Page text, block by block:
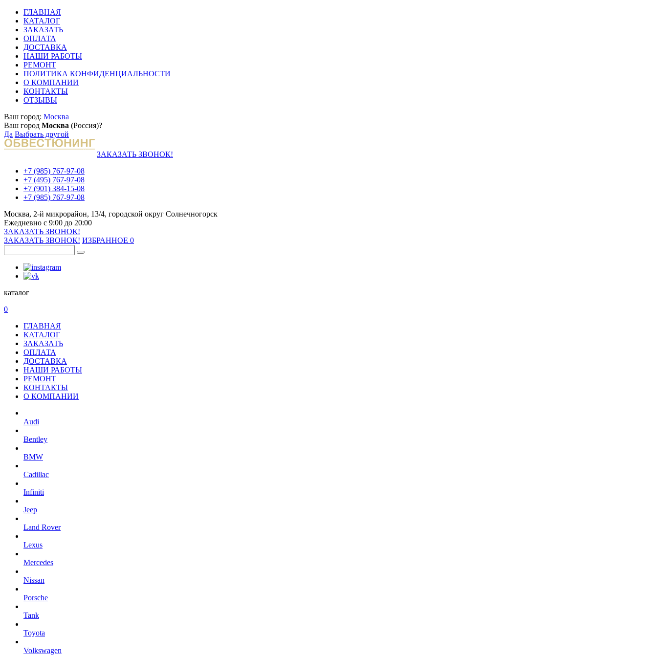
ГЛАВНАЯ
КАТАЛОГ
ЗАКАЗАТЬ
ОПЛАТА
ДОСТАВКА
НАШИ РАБОТЫ
РЕМОНТ
ПОЛИТИКА КОНФИДЕНЦИАЛЬНОСТИ
О КОМПАНИИ
КОНТАКТЫ
ОТЗЫВЫ
Ваш город: Москва
Ваш город Москва (Россия)?
Да Выбрать другой
ЗАКАЗАТЬ ЗВОНОК!
+7 (985) 767-97-08
+7 (495) 767-97-08
+7 (901) 384-15-08
+7 (985) 767-97-08
Москва, 2-й микрорайон, 13/4, городской округ Солнечногорск
Ежедневно с 9:00 до 20:00
ЗАКАЗАТЬ ЗВОНОК!
ЗАКАЗАТЬ ЗВОНОК! ИЗБРАННОЕ 0
каталог
0
ГЛАВНАЯ
КАТАЛОГ
ЗАКАЗАТЬ
ОПЛАТА
ДОСТАВКА
НАШИ РАБОТЫ
РЕМОНТ
КОНТАКТЫ
О КОМПАНИИ
Audi
Bentley
BMW
Cadillac
Infiniti
Jeep
Land Rover
Lexus
Mercedes
Nissan
Porsche
Tank
Toyota
Volkswagen